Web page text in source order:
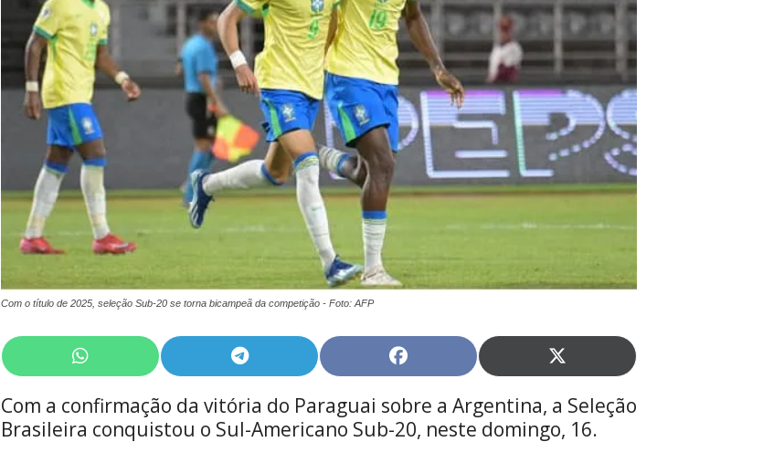
Com o título de 2025, seleção Sub-20 se torna bicampeã da competição - Foto: AFP
Share
on
WhatsApp
Share
on
Telegram
Share
on
Facebook
Share
on
X
(Twitter)
Com a confirmação da vitória do Paraguai sobre a Argentina, a Seleção
Brasileira conquistou o Sul-Americano Sub-20, neste domingo, 16.